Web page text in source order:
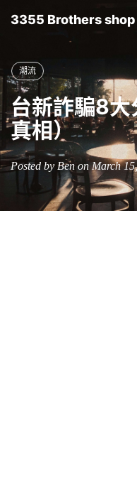
3355 Brothers shop
潮流
台新詐騙8
真相）
Posted by Ben on March